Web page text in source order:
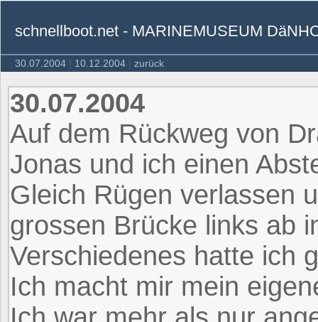
schnellboot.net - MARINEMUSEUM
30.07.2004 | 10.12.2004 | zurück
30.07.2004
Auf dem Rückweg von
Jonas und ich einen
Gleich Rügen verlassen
grossen Brücke links ab
Verschiedenes hatte ich
Ich macht mir mein